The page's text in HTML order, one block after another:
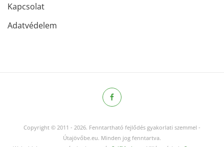
Kapcsolat
Adatvédelem
Copyright © 2011 - 2026. Fenntartható fejlődés gyakorlati szemmel -
Útajövőbe.eu. Minden jog fenntartva.